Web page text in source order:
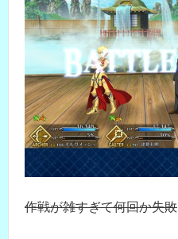
作戦が雑すぎて何回か失敗